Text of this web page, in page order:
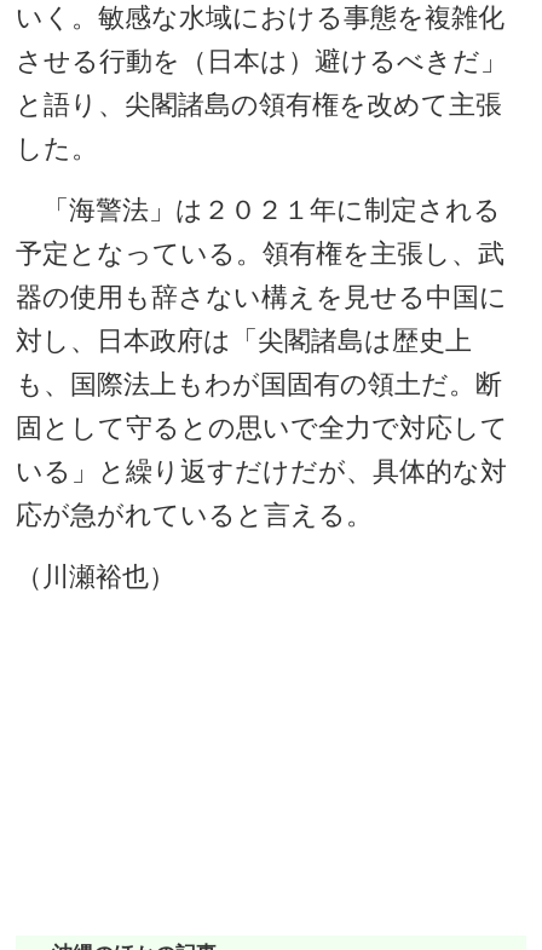
いく。敏感な水域における事態を複雑化
させる行動を（日本は）避けるべきだ」
と語り、尖閣諸島の領有権を改めて主張
した。
「海警法」は２０２１年に制定される
予定となっている。領有権を主張し、武
器の使用も辞さない構えを見せる中国に
対し、日本政府は「尖閣諸島は歴史上
も、国際法上もわが国固有の領土だ。断
固として守るとの思いで全力で対応して
いる」と繰り返すだけだが、具体的な対
応が急がれていると言える。
（川瀬裕也）